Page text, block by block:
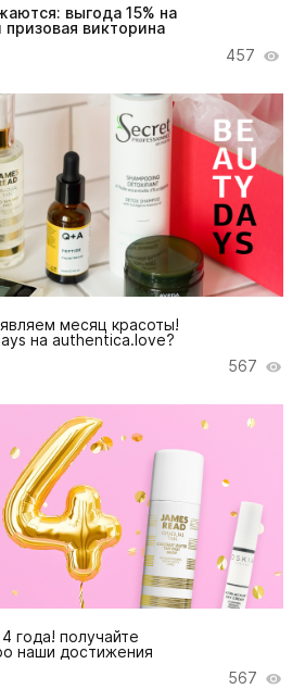
выгода 15% на
викторина
457
месяц красоты!
на authentica.love?
567
года! получайте
наши достижения
567